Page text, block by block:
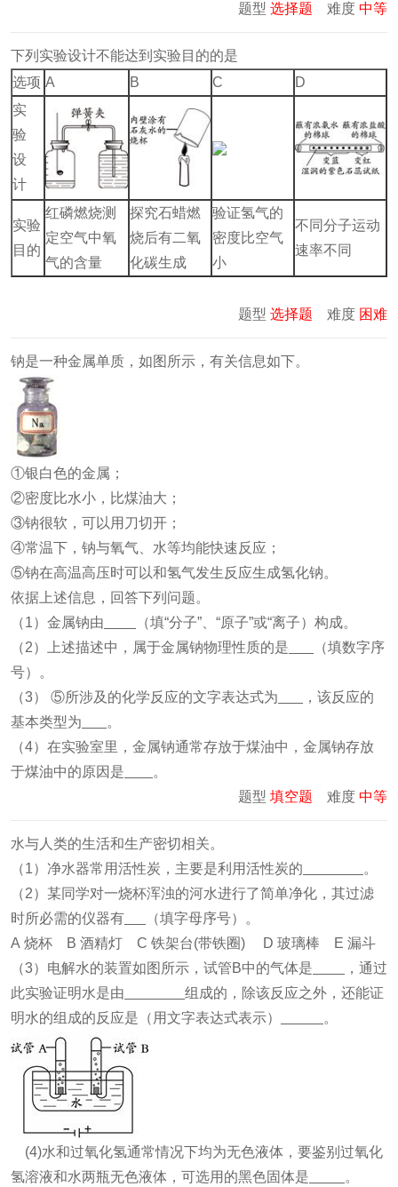
题型 选择题 难度 中等
下列实验设计不能达到实验目的的是
选项 A B C
D
实
验
设
计
实验
目的
红磷燃烧测
定空气中氧
气的含量
探究石蜡燃
烧后有二氧
化碳生成
验证氢气的
密度比空气
小
不同分子运动
速率不同
题型 选择题 难度 困难
钠是一种金属单质，如图所示，有关信息如下。
①银白色的金属；
②密度比水小，比煤油大；
③钠很软，可以用刀切开；
④常温下，钠与氧气、水等均能快速反应；
⑤钠在高温高压时可以和氢气发生反应生成氢化钠。
依据上述信息，回答下列问题。
（1）金属钠由
（填“分子”、“原子”或“离子）构成。
（2）上述描述中，属于金属钠物理性质的是
（填数字序
号）。
（3） ⑤所涉及的化学反应的文字表达式为
，该反应的
基本类型为
。
（4）在实验室里，金属钠通常存放于煤油中，金属钠存放
于煤油中的原因是
。
题型 填空题 难度 中等
水与人类的生活和生产密切相关。
（1）净水器常用活性炭，主要是利用活性炭的
。
（2）某同学对一烧杯浑浊的河水进行了简单净化，其过滤
时所必需的仪器有
（填字母序号）。
A 烧杯 B 酒精灯 C 铁架台(带铁圈) D 玻璃棒 E 漏斗
（3）电解水的装置如图所示，试管B中的气体是
，通过
此实验证明水是由
组成的，除该反应之外，还能证
明水的组成的反应是（用文字表达式表示）
。
(4)水和过氧化氢通常情况下均为无色液体，要鉴别过氧化
氢溶液和水两瓶无色液体，可选用的黑色固体是
。